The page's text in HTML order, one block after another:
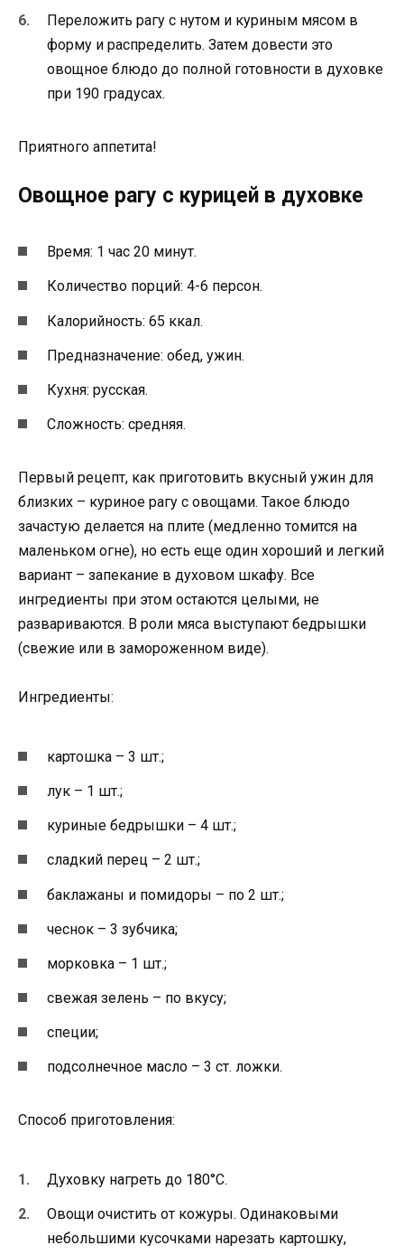
Переложить рагу с нутом и куриным мясом в
форму и распределить. Затем довести это
овощное блюдо до полной готовности в духовке
при 190 градусах.
Приятного аппетита!
Овощное рагу с курицей в духовке
Время: 1 час 20 минут.
Количество порций: 4-6 персон.
Калорийность: 65 ккал.
Предназначение: обед, ужин.
Кухня: русская.
Сложность: средняя.
Первый рецепт, как приготовить вкусный ужин для
близких – куриное рагу с овощами. Такое блюдо
зачастую делается на плите (медленно томится на
маленьком огне), но есть еще один хороший и легкий
вариант – запекание в духовом шкафу. Все
ингредиенты при этом остаются целыми, не
развариваются. В роли мяса выступают бедрышки
(свежие или в замороженном виде).
Ингредиенты:
картошка – 3 шт.;
лук – 1 шт.;
куриные бедрышки – 4 шт.;
сладкий перец – 2 шт.;
баклажаны и помидоры – по 2 шт.;
чеснок – 3 зубчика;
морковка – 1 шт.;
свежая зелень – по вкусу;
специи;
подсолнечное масло – 3 ст. ложки.
Способ приготовления:
Духовку нагреть до 180°С.
Овощи очистить от кожуры. Одинаковыми
небольшими кусочками нарезать картошку,